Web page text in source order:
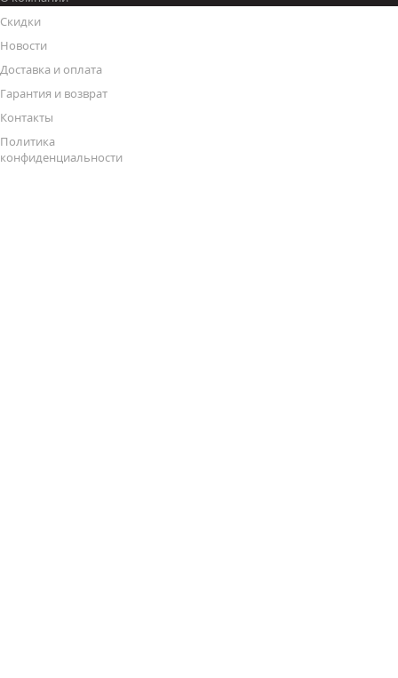
Скидки
Новости
Доставка и оплата
Гарантия и возврат
Контакты
Политика
конфиденциальности